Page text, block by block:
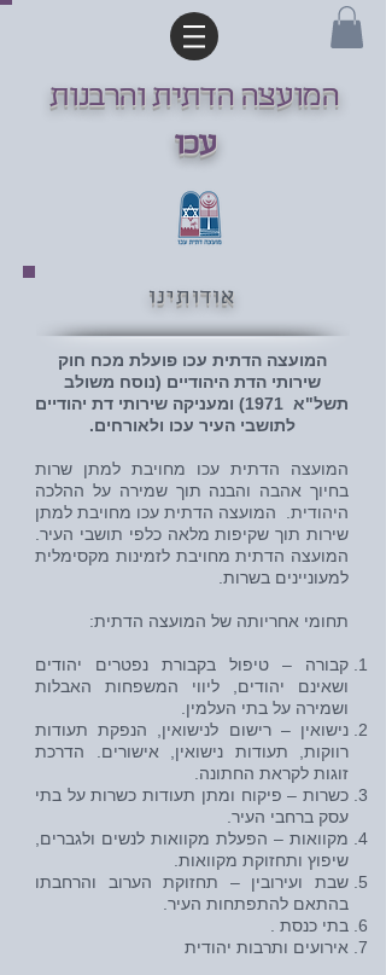
המועצה הדתית והרבנות
עכו
אודותינו
המועצה הדתית עכו פועלת מכח חוק
שירותי הדת היהודיים (נוסח משולב
תשל"א 1971) ומעניקה שירותי דת יהודיים
לתושבי העיר עכו ולאורחים.
המועצה הדתית עכו מחויבת למתן שרות
בחיוך אהבה והבנה תוך שמירה על ההלכה
היהודית. המועצה הדתית עכו מחויבת למתן
שירות תוך שקיפות מלאה כלפי תושבי העיר.
המועצה הדתית מחויבת לזמינות מקסימלית
למעוניינים בשרות.
תחומי אחריותה של המועצה הדתית:
קבורה – טיפול בקבורת נפטרים יהודים
ושאינם יהודים, ליווי המשפחות האבלות
ושמירה על בתי העלמין.
נישואין – רישום לנישואין, הנפקת תעודות
רווקות, תעודות נישואין, אישורים. הדרכת
זוגות לקראת החתונה.
כשרות – פיקוח ומתן תעודות כשרות על בתי
עסק ברחבי העיר.
מקוואות – הפעלת מקוואות לנשים ולגברים,
שיפוץ ותחזוקת מקוואות.
שבת ועירובין – תחזוקת הערוב והרחבתו
בהתאם להתפתחות העיר.
בתי כנסת .
אירועים ותרבות יהודית